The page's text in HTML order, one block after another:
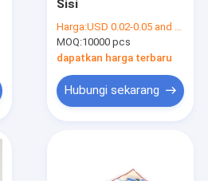
Sisi
Harga:USD 0.02-0.05 and negotiation
MOQ:10000 pcs
dapatkan harga terbaru
Hubungi sekarang